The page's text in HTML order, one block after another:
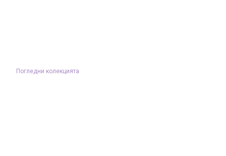
Погледни колекцията